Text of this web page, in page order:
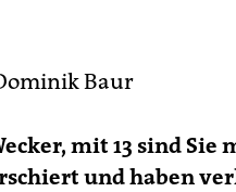
Baur
mit 13 sind
und haben